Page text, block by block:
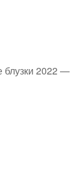
блузки 2022 —